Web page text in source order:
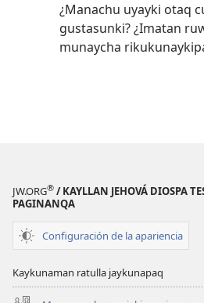
¿Manachu uyayki otaq
gustasunki? ¿Imatan
munaycha
JW.ORG® / KAYLLAN JEHOVÁ DIOSPA
PAGINANQA
Configuración de la apariencia
Kaykunaman ratulla jaykunapaq